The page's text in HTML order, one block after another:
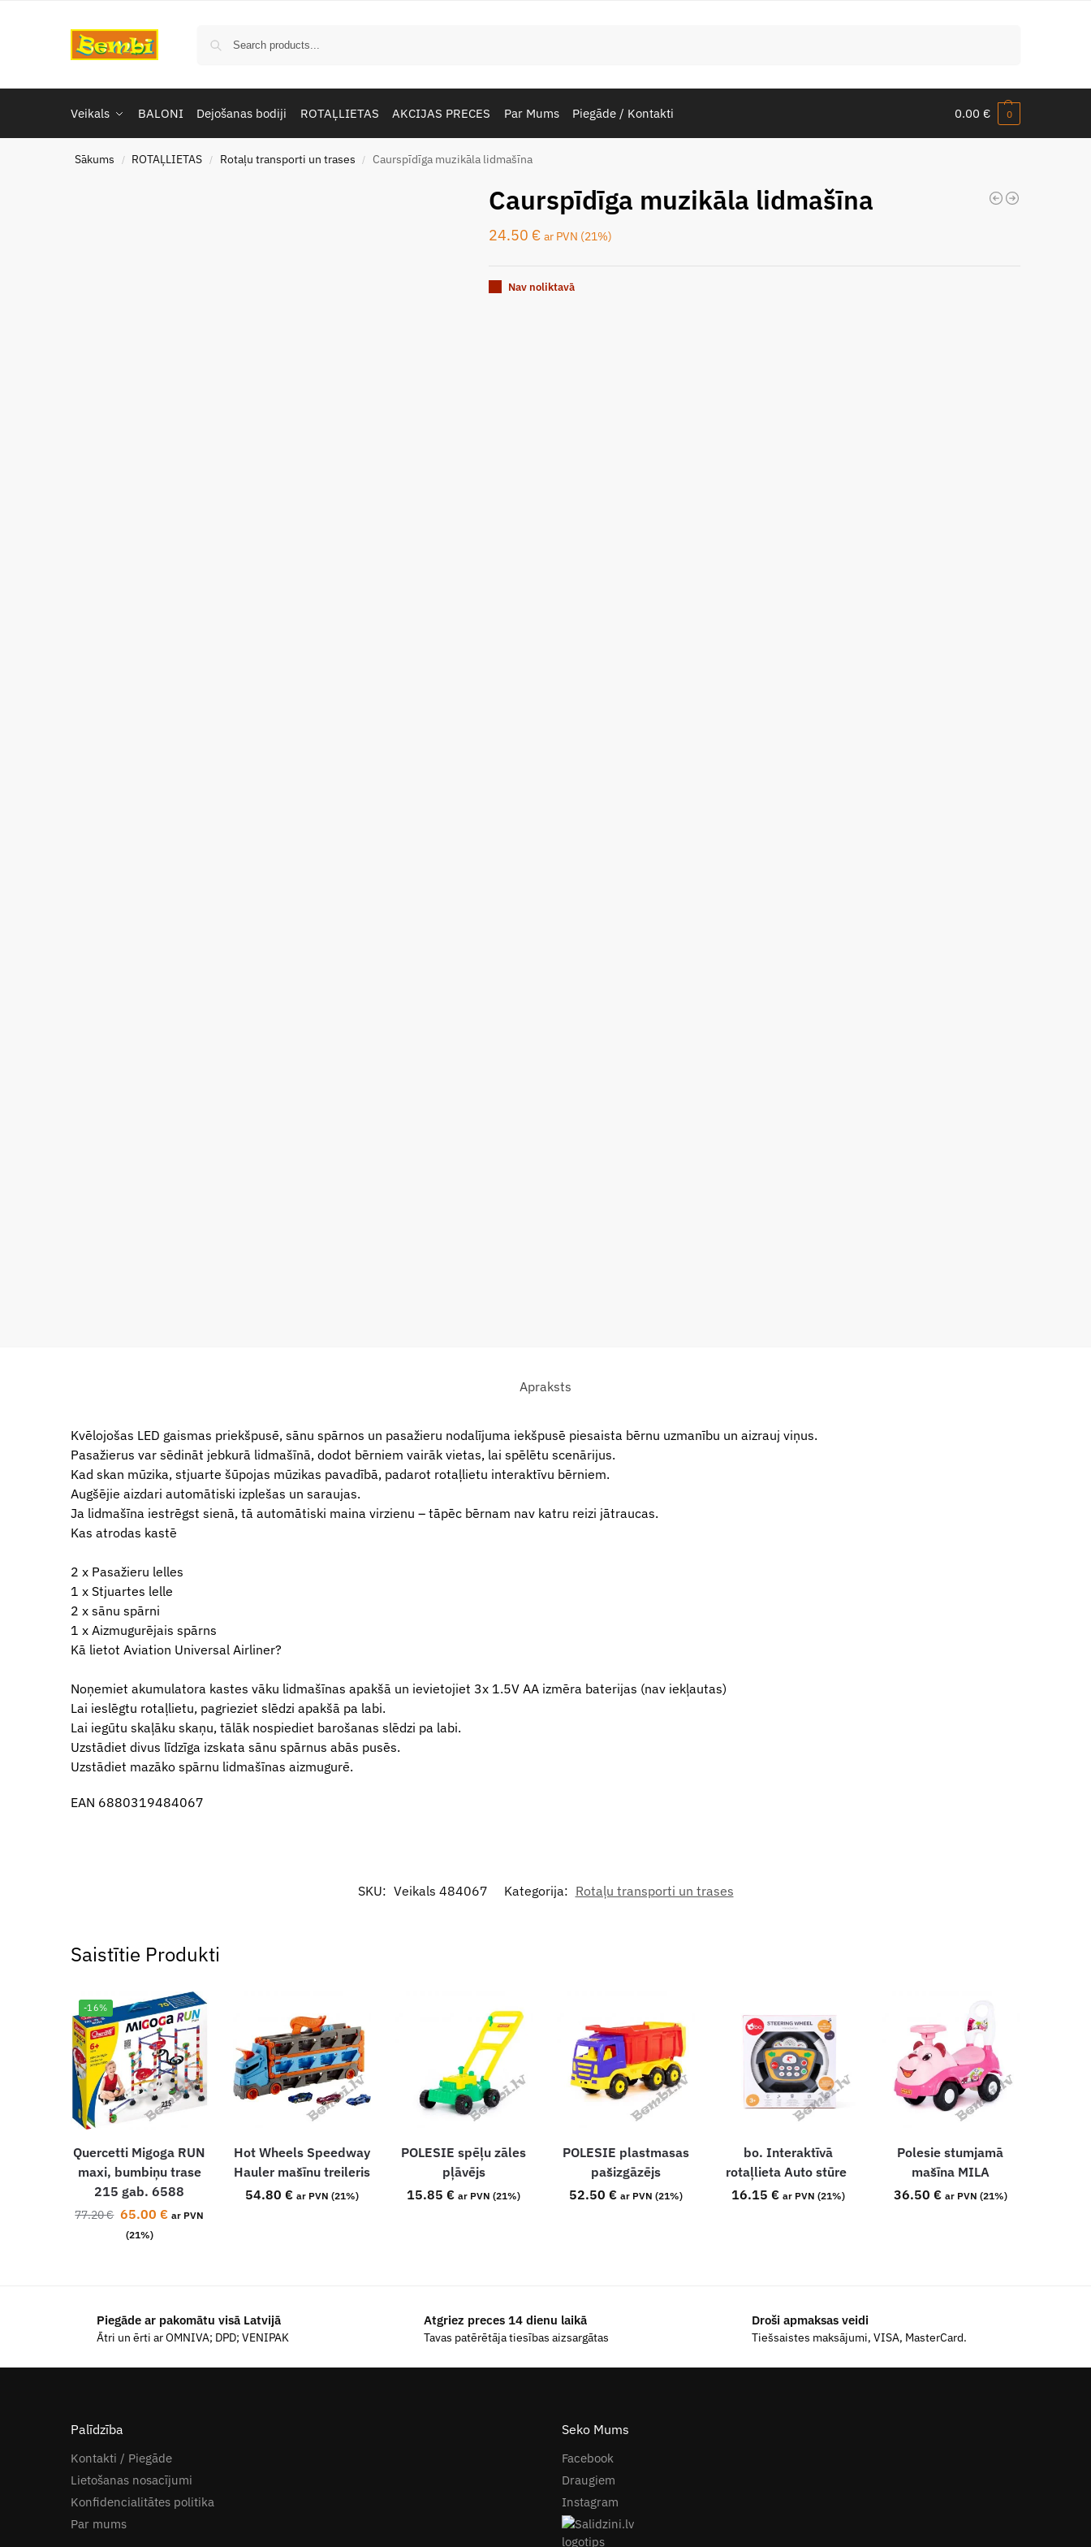
Veikals BALONI Dejošanas bodiji ROTAĻLIETAS AKCIJAS PRECES Par Mums Piegāde / Kontakti 0.00 € 0
Sākums / ROTAĻLIETAS / Rotaļu transporti un trases / Caurspīdīga muzikāla lidmašīna
Caurspīdīga muzikāla lidmašīna
24.50 € ar PVN (21%)
Nav noliktavā
Apraksts
Kvēlojošas LED gaismas priekšpusē, sānu spārnos un pasažieru nodalījuma iekšpusē piesaista bērnu uzmanību un aizrauj viņus.
Pasažierus var sēdināt jebkurā lidmašīnā, dodot bērniem vairāk vietas, lai spēlētu scenārijus.
Kad skan mūzika, stjuarte šūpojas mūzikas pavadībā, padarot rotaļlietu interaktīvu bērniem.
Augšējie aizdari automātiski izplešas un saraujas.
Ja lidmašīna iestrēgst sienā, tā automātiski maina virzienu – tāpēc bērnam nav katru reizi jātraucas.
Kas atrodas kastē
2 x Pasažieru lelles
1 x Stjuartes lelle
2 x sānu spārni
1 x Aizmugurējais spārns
Kā lietot Aviation Universal Airliner?
Noņemiet akumulatora kastes vāku lidmašīnas apakšā un ievietojiet 3x 1.5V AA izmēra baterijas (nav iekļautas)
Lai ieslēgtu rotaļlietu, pagrieziet slēdzi apakšā pa labi.
Lai iegūtu skaļāku skaņu, tālāk nospiediet barošanas slēdzi pa labi.
Uzstādiet divus līdzīga izskata sānu spārnus abās pusēs.
Uzstādiet mazāko spārnu lidmašīnas aizmugurē.
EAN 6880319484067
SKU: Veikals 484067 Kategorija: Rotaļu transporti un trases
Saistītie Produkti
-16%
Quercetti Migoga RUN
maxi, bumbiņu trase
215 gab. 6588
77.20€ 65.00€ ar PVN
(21%)
Hot Wheels Speedway
Hauler mašīnu treileris
54.80 € ar PVN (21%)
POLESIE spēļu zāles
pļāvējs
15.85€ ar PVN (21%)
POLESIE plastmasas
pašizgāzējs
52.50€ ar PVN (21%)
bo. Interaktīvā
rotaļlieta Auto stūre
16.15 € ar PVN (21%)
Polesie stumjamā
mašīna MILA
36.50 € ar PVN (21%)
Piegāde ar pakomātu visā Latvijā
Ātri un ērti ar OMNIVA; DPD; VENIPAK
Atgriez preces 14 dienu laikā
Tavas patērētāja tiesības aizsargātas
Droši apmaksas veidi
Tiešsaistes maksājumi, VISA, MasterCard.
Palīdzība
Kontakti / Piegāde
Lietošanas nosacījumi
Konfidencialitātes politika
Par mums
Seko Mums
Facebook
Draugiem
Instagram